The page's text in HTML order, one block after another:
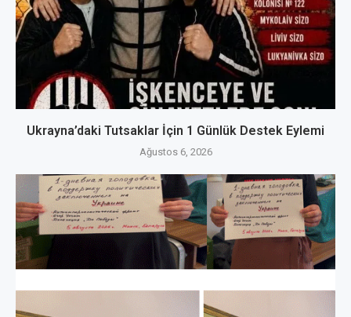
Ukrayna’daki Tutsaklar İçin 1 Günlük Destek Eylemi
Ağustos 6, 2026